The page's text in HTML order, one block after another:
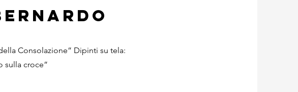
Consolazione” Dipinti su tela:
sulla croce”